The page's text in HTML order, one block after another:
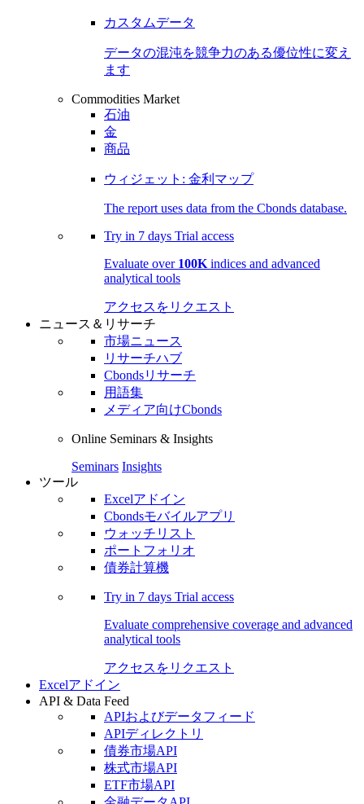
カスタムデータ
データの混沌を競争力のある優位性に変え
ます
Commodities Market
石油
金
商品
ウィジェット: 金利マップ
The report uses data from the Cbonds database.
Try in 7 days Trial access
Evaluate over 100K indices and advanced
analytical tools
アクセスをリクエスト
ニュース＆リサーチ
市場ニュース
リサーチハブ
Cbondsリサーチ
用語集
メディア向けCbonds
Online Seminars & Insights
Seminars Insights
ツール
Excelアドイン
Cbondsモバイルアプリ
ウォッチリスト
ポートフォリオ
債券計算機
Try in 7 days Trial access
Evaluate comprehensive coverage and advanced
analytical tools
アクセスをリクエスト
Excelアドイン
API & Data Feed
APIおよびデータフィード
APIディレクトリ
債券市場API
株式市場API
ETF市場API